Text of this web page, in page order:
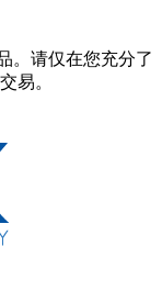
。请仅在您充分了
易。